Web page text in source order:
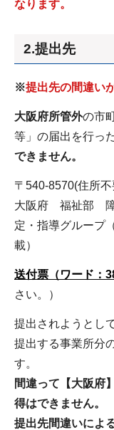
なります。
2.提出先
※提出先の間違い
大阪府所管外の市
等」の届出を行っ
できません。
〒540-8570(住所不
大阪府 福祉部
定・指導グループ
載）
送付票（ワード：
さい。）
提出されようとし
提出する事業所分
す。
間違って【大阪府
得はできません。
提出先間違いによ